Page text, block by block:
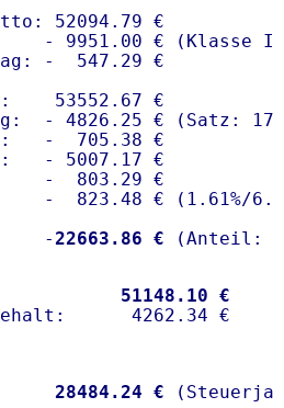
52094.79 €
- 9951.00 € (Klasse I)
-  547.29 €
53552.67 €
- 4826.25 € (Satz:
-  705.38 €
- 5007.17 €
-  803.29 €
-  823.48 € ( 1.61%/
-22663.86 €
51148.10 €
28484.24 €